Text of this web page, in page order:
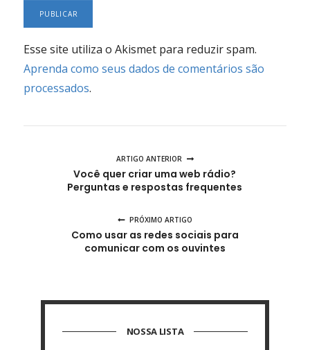
Esse site utiliza o Akismet para reduzir spam.
Aprenda como seus dados de comentários são
processados.
ARTIGO ANTERIOR
Você quer criar uma web rádio?
Perguntas e respostas frequentes
PRÓXIMO ARTIGO
Como usar as redes sociais para
comunicar com os ouvintes
NOSSA LISTA